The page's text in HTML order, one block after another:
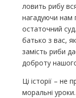
ловить рибу
нагадуючи нам
остаточний
батько з вас,
замість риби
доброту
Ці історії – не
моральні